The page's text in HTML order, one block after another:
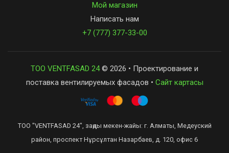
Мой магазин
Написать нам
+7 (777) 377-33-00
ТОО VENTFASAD 24© 2026 • Проектирование и
поставка вентилируемых фасадов • Сайт картасы
ТОО "VENTFASAD 24", заңды мекен-жайы: г. Алматы, Медеуский
район, проспект Нұрсұлтан Назарбаев, д. 120, офис 6